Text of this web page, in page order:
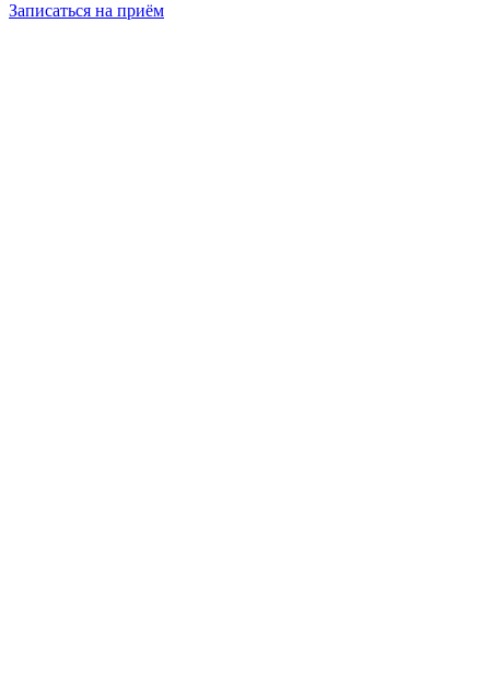
Записаться на приём